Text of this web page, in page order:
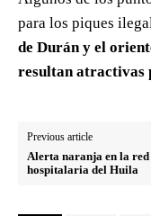
para los piques
de Durán y el
resultan atractivas
Previous article
Alerta naranja en la red
hospitalaria del Huila